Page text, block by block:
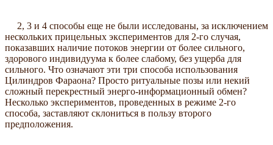
2, 3 и 4 способы еще не были исследованы, за исключением
нескольких прицельных экспериментов для 2-го случая,
показавших наличие потоков энергии от более сильного,
здорового индивидуума к более слабому, без ущерба для
сильного. Что означают эти три способа использования
Цилиндров Фараона? Просто ритуальные позы или некий
сложный перекрестный энерго-информационный обмен?
Несколько экспериментов, проведенных в режиме 2-го
способа, заставляют склониться в пользу второго
предположения.